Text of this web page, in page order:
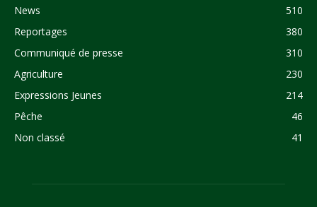
News
510
Reportages
380
Communiqué de presse
310
Agriculture
230
Expressions Jeunes
214
Pêche
46
Non classé
41